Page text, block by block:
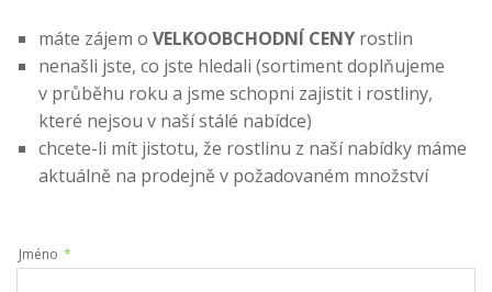
máte zájem o VELKOOBCHODNÍ CENY rostlin
nenašli jste, co jste hledali (sortiment doplňujeme
v průběhu roku a jsme schopni zajistit i rostliny,
které nejsou v naší stálé nabídce)
chcete-li mít jistotu, že rostlinu z naší nabídky máme
aktuálně na prodejně v požadovaném množství
Jméno *